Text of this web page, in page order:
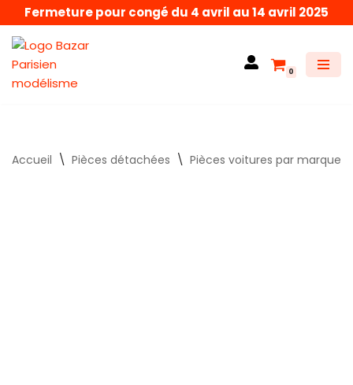
Aller
au
contenu
Fermeture pour congé du 4 avril au 14 avril 2025
0
Accueil \ Pièces détachées \ Pièces voitures par marque